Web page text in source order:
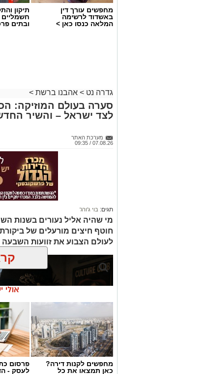
מחפשים עורך דין
באשדוד לרשימה
המלאה כנסו כאן >
תיקון
ובתים
גדרה נט > אהבנו ברשת >
סערה בעולם המוזיקה:
לצד ישראל – והשיר
מערכת האתר
07.08.26 / 09:35
תגים: בוי ג'ורג'
מי שהיה אליל נעורים בשנות
חוטף חיצים מורעלים של
לעולם הצבוע את זוועות השבעה
אולי
מחפשים לקנות דירה?
כאן תמצאו את כל
פרסום
לעסק -